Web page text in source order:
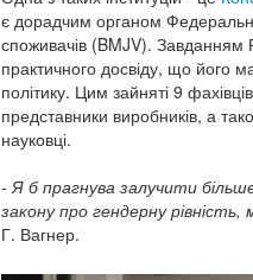
є дорадчим органом
споживачів (BMJV). Завданням
практичного досвіду, що його
політику. Цим зайняті 9
представники виробників, а
науковці.
- Я б прагнува залучити
закону про гендерну рівність,
Г. Вагнер.